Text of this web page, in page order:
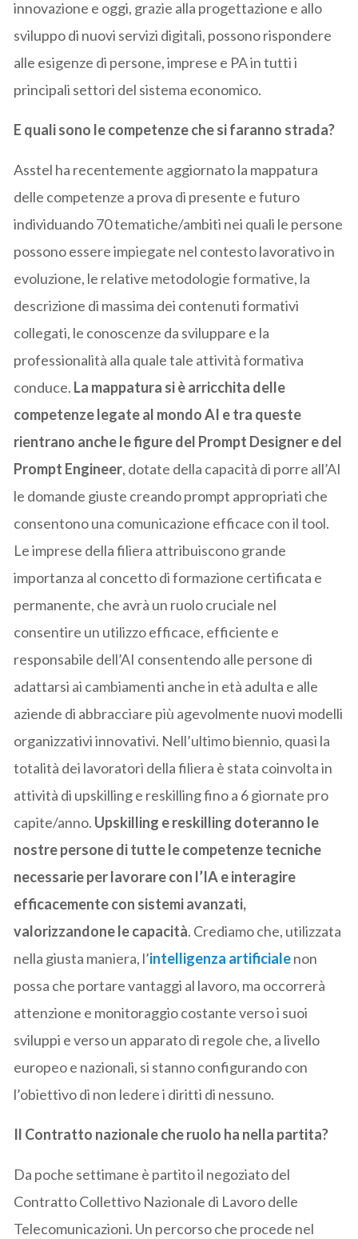
innovazione e oggi, grazie alla progettazione e allo
sviluppo di nuovi servizi digitali, possono rispondere
alle esigenze di persone, imprese e PA in tutti i
principali settori del sistema economico.
E quali sono le competenze che si faranno strada?
Asstel ha recentemente aggiornato la mappatura
delle competenze a prova di presente e futuro
individuando 70 tematiche/ambiti nei quali le persone
possono essere impiegate nel contesto lavorativo in
evoluzione, le relative metodologie formative, la
descrizione di massima dei contenuti formativi
collegati, le conoscenze da sviluppare e la
professionalità alla quale tale attività formativa
conduce. La mappatura si è arricchita delle
competenze legate al mondo AI e tra queste
rientrano anche le figure del Prompt Designer e del
Prompt Engineer, dotate della capacità di porre all’AI
le domande giuste creando prompt appropriati che
consentono una comunicazione efficace con il tool.
Le imprese della filiera attribuiscono grande
importanza al concetto di formazione certificata e
permanente, che avrà un ruolo cruciale nel
consentire un utilizzo efficace, efficiente e
responsabile dell’AI consentendo alle persone di
adattarsi ai cambiamenti anche in età adulta e alle
aziende di abbracciare più agevolmente nuovi modelli
organizzativi innovativi. Nell’ultimo biennio, quasi la
totalità dei lavoratori della filiera è stata coinvolta in
attività di upskilling e reskilling fino a 6 giornate pro
capite/anno. Upskilling e reskilling doteranno le
nostre persone di tutte le competenze tecniche
necessarie per lavorare con l’IA e interagire
efficacemente con sistemi avanzati,
valorizzandone le capacità. Crediamo che, utilizzata
nella giusta maniera, l’intelligenza artificialenon
possa che portare vantaggi al lavoro, ma occorrerà
attenzione e monitoraggio costante verso i suoi
sviluppi e verso un apparato di regole che, a livello
europeo e nazionali, si stanno configurando con
l’obiettivo di non ledere i diritti di nessuno.
Il Contratto nazionale che ruolo ha nella partita?
Da poche settimane è partito il negoziato del
Contratto Collettivo Nazionale di Lavoro delle
Telecomunicazioni. Un percorso che procede nel